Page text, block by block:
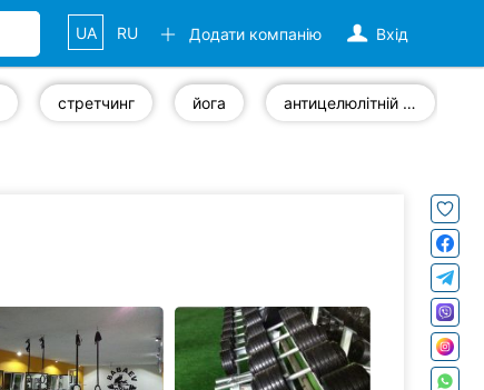
Вхід
Додати компанію
UA RU
стретчинг йога антицелюлітній масаж